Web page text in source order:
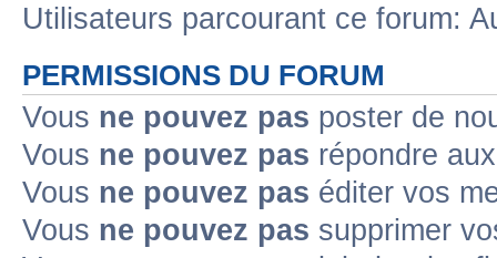
Utilisateurs parcourant ce forum:
PERMISSIONS DU FORUM
Vous ne pouvez pas poster de
Vous ne pouvez pas répondre
Vous ne pouvez pas éditer vos
Vous ne pouvez pas supprimer